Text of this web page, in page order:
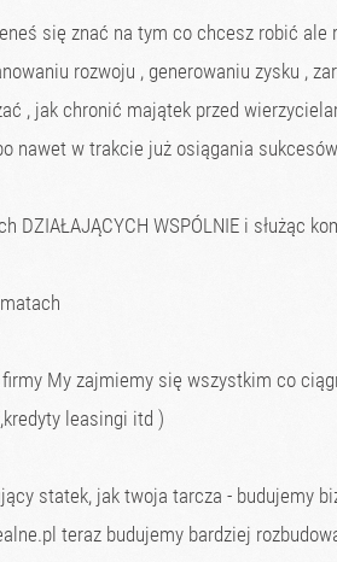
się znać na tym co chcesz robić
rozwoju , generowaniu zysku ,
, jak chronić majątek przed
nawet w trakcie już osiągania
WSPÓLNIE i służąc
My zajmiemy się wszystkim co
leasingi itd )
statek, jak twoja tarcza - budujemy
teraz budujemy bardziej